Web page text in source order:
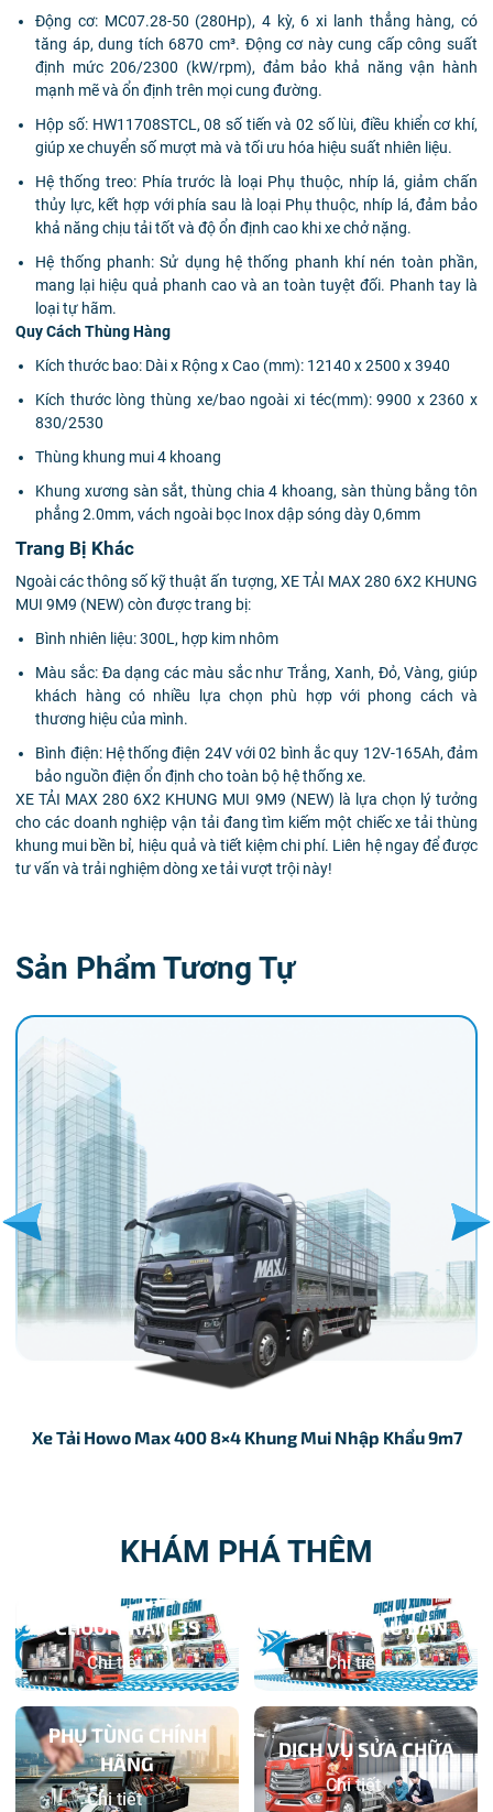
Động cơ: MC07.28-50 (280Hp), 4 kỳ, 6 xi lanh thẳng hàng, có
tăng áp, dung tích 6870 cm³. Động cơ này cung cấp công suất
định mức 206/2300 (kW/rpm), đảm bảo khả năng vận hành
mạnh mẽ và ổn định trên mọi cung đường.
Hộp số: HW11708STCL, 08 số tiến và 02 số lùi, điều khiển cơ khí,
giúp xe chuyển số mượt mà và tối ưu hóa hiệu suất nhiên liệu.
Hệ thống treo: Phía trước là loại Phụ thuộc, nhíp lá, giảm chấn
thủy lực, kết hợp với phía sau là loại Phụ thuộc, nhíp lá, đảm bảo
khả năng chịu tải tốt và độ ổn định cao khi xe chở nặng.
Hệ thống phanh: Sử dụng hệ thống phanh khí nén toàn phần,
mang lại hiệu quả phanh cao và an toàn tuyệt đối. Phanh tay là
loại tự hãm.
Quy Cách Thùng Hàng
Kích thước bao: Dài x Rộng x Cao (mm): 12140 x 2500 x 3940
Kích thước lòng thùng xe/bao ngoài xi téc(mm): 9900 x 2360 x
830/2530
Thùng khung mui 4 khoang
Khung xương sàn sắt, thùng chia 4 khoang, sàn thùng bằng tôn
phẳng 2.0mm, vách ngoài bọc Inox dập sóng dày 0,6mm
Trang Bị Khác
Ngoài các thông số kỹ thuật ấn tượng, XE TẢI MAX 280 6X2 KHUNG
MUI 9M9 (NEW) còn được trang bị:
Bình nhiên liệu: 300L, hợp kim nhôm
Màu sắc: Đa dạng các màu sắc như Trắng, Xanh, Đỏ, Vàng, giúp
khách hàng có nhiều lựa chọn phù hợp với phong cách và
thương hiệu của mình.
Bình điện: Hệ thống điện 24V với 02 bình ắc quy 12V-165Ah, đảm
bảo nguồn điện ổn định cho toàn bộ hệ thống xe.
XE TẢI MAX 280 6X2 KHUNG MUI 9M9 (NEW) là lựa chọn lý tưởng
cho các doanh nghiệp vận tải đang tìm kiếm một chiếc xe tải thùng
khung mui bền bỉ, hiệu quả và tiết kiệm chi phí. Liên hệ ngay để được
tư vấn và trải nghiệm dòng xe tải vượt trội này!
Sản Phẩm Tương Tự
Xe Tải Howo Max 400 8×4 Khung Mui Nhập Khẩu 9m7
KHÁM PHÁ THÊM
CHUỖI TRẠM 3S
Chi tiết
DỊCH VỤ SAU BÁN
Chi tiết
PHỤ TÙNG CHÍNH
HÃNG
Chi tiết
DỊCH VỤ SỬA CHỮA
Chi tiết